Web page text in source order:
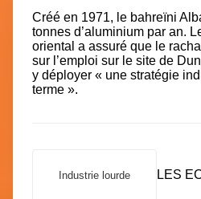
Créé en 1971, le bahreïni
tonnes d’aluminium par an.
oriental a assuré que le
sur l’emploi sur le site de
y déployer « une stratégie
terme ».
Industrie lourde LES